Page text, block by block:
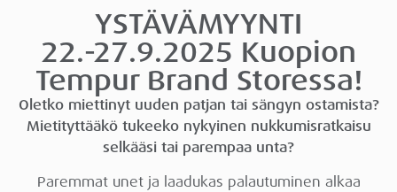
YSTÄVÄMYYNTI
22.-27.9.2025 Kuopion
Tempur Brand Storessa!
Oletko miettinyt uuden patjan tai sängyn ostamista?
Mietityttääkö tukeeko nykyinen nukkumisratkaisu
selkääsi tai parempaa unta?
Paremmat unet ja laadukas palautuminen alkaa